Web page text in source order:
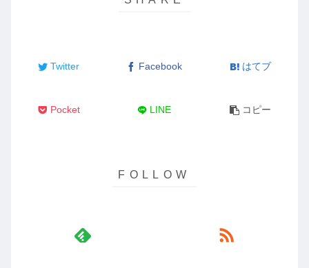
Twitter Facebook はてブ
Pocket LINE コピー